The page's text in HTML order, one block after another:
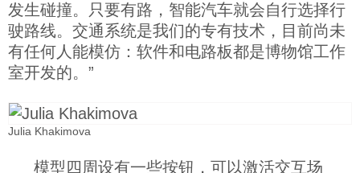
发生碰撞。只要有路，智能汽车就会自行选择行
驶路线。交通系统是我们的专有技术，目前尚未
有任何人能模仿：软件和电路板都是博物馆工作
室开发的。”
Julia Khakimova
模型四周设有一些按钮，可以激活交互场